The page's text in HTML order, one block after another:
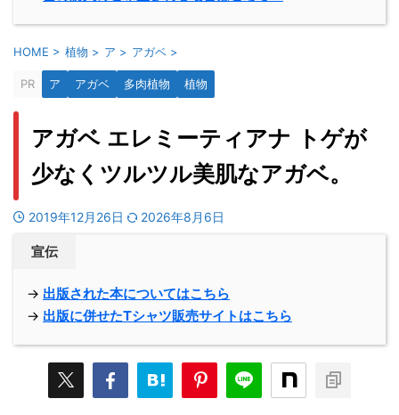
HOME > 植物 > ア > アガベ >
PR ア アガベ 多肉植物 植物
アガベ エレミーティアナ トゲが
少なくツルツル美肌なアガベ。
2019年12月26日 2026年8月6日
宣伝
→ 出版された本についてはこちら
→ 出版に併せたTシャツ販売サイトはこちら